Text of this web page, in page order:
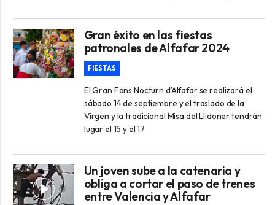
Gran éxito en las fiestas
patronales de Alfafar 2024
FIESTAS
El Gran Fons Nocturn d’Alfafar se realizará el
sábado 14 de septiembre y el traslado de la
Virgen y la tradicional Misa del Llidoner tendrán
lugar el 15 y el 17
Un joven sube a la catenaria y
obliga a cortar el paso de trenes
entre Valencia y Alfafar